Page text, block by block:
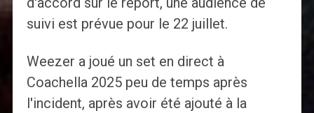
suivi est prévue pour le 22 juillet.
Weezer a joué un set en direct à
Coachella 2025 peu de temps après
l'incident, après avoir été ajouté à la